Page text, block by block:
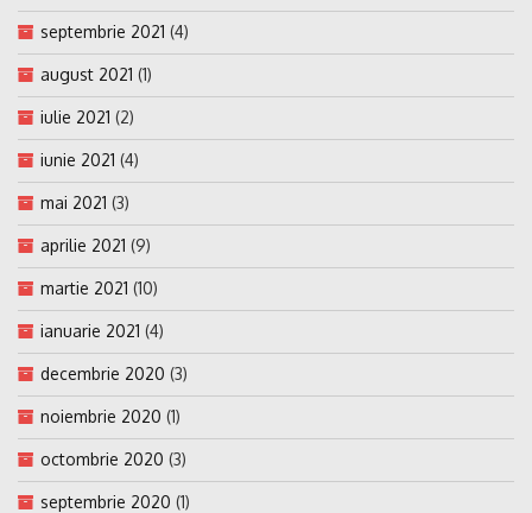
septembrie 2021 (4)
august 2021 (1)
iulie 2021 (2)
iunie 2021 (4)
mai 2021 (3)
aprilie 2021 (9)
martie 2021 (10)
ianuarie 2021 (4)
decembrie 2020 (3)
noiembrie 2020 (1)
octombrie 2020 (3)
septembrie 2020 (1)